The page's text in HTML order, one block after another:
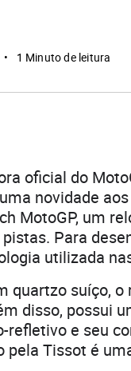
1 Minuto de leitura
oficial do
novidade
MotoGP, um
Para
utilizada
quartzo suíço,
disso, possui
refletivo e seu
pela Tissot é